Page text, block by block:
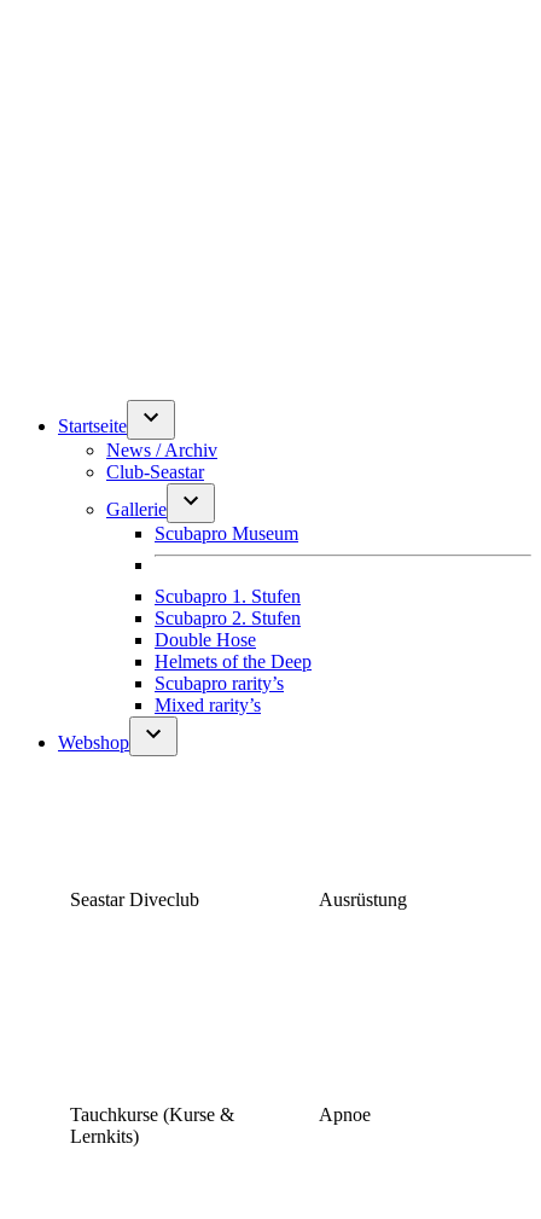
Startseite
News / Archiv
Club-Seastar
Gallerie
Scubapro Museum
Scubapro 1. Stufen
Scubapro 2. Stufen
Double Hose
Helmets of the Deep
Scubapro rarity’s
Mixed rarity’s
Webshop
Seastar Diveclub Ausrüstung
Tauchkurse (Kurse &
Lernkits)
Apnoe